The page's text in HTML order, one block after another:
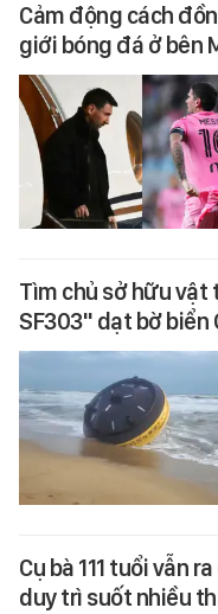
Cảm động cách
giới bóng đá ở bên
Tìm chủ sở hữu vật
SF303" dạt bờ biển
Cụ bà 111 tuổi vẫn
duy trì suốt nhiều